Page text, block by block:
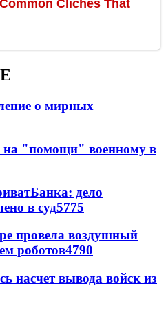
о мирных
"помощи" военному в
дело
в суд5775
провела воздушный
роботов4790
насчет вывода войск из